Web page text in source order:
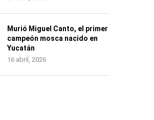
Murió Miguel Canto, el primer
campeón mosca nacido en
Yucatán
16 abril, 2026